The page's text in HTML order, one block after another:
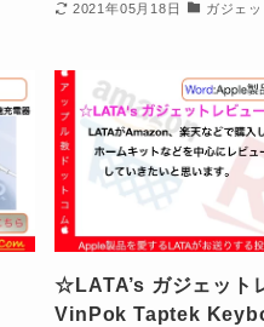
2021年05月18日 ガジェ
☆LATA’s ガジェッ
VinPok Taptek